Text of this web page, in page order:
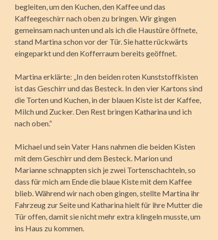
begleiten, um den Kuchen, den Kaffee und das
Kaffeegeschirr nach oben zu bringen. Wir gingen
gemeinsam nach unten und als ich die Haustüre öffnete,
stand Martina schon vor der Tür. Sie hatte rückwärts
eingeparkt und den Kofferraum bereits geöffnet.
Martina erklärte: „In den beiden roten Kunststoffkisten
ist das Geschirr und das Besteck. In den vier Kartons sind
die Torten und Kuchen, in der blauen Kiste ist der Kaffee,
Milch und Zucker. Den Rest bringen Katharina und ich
nach oben.“
Michael und sein Vater Hans nahmen die beiden Kisten
mit dem Geschirr und dem Besteck. Marion und
Marianne schnappten sich je zwei Tortenschachteln, so
dass für mich am Ende die blaue Kiste mit dem Kaffee
blieb. Während wir nach oben gingen, stellte Martina ihr
Fahrzeug zur Seite und Katharina hielt für ihre Mutter die
Tür offen, damit sie nicht mehr extra klingeln musste, um
ins Haus zu kommen.